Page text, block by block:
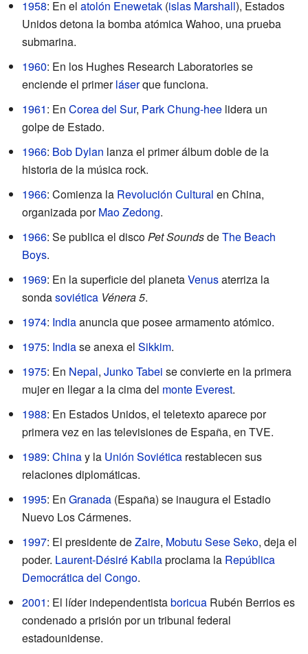
1958: En el atolón Enewetak (islas Marshall), Estados
Unidos detona la bomba atómica Wahoo, una prueba
submarina.
1960: En los Hughes Research Laboratories se
enciende el primerláserque funciona.
1961: En Corea del Sur, Park Chung-hee lidera un
golpe de Estado.
1966: Bob Dylan lanza el primer álbum doble de la
historia de la música rock.
1966: Comienza la Revolución Cultural en China,
organizada porMao Zedong.
1966: Se publica el discoPet SoundsdeThe Beach
Boys.
1969: En la superficie del planetaVenusaterriza la
sondasoviética Vénera 5.
1974: Indiaanuncia que posee armamento atómico.
1975: Indiase anexa el Sikkim.
1975: En Nepal, Junko Tabei se convierte en la primera
mujer en llegar a la cima del monte Everest.
1988: En Estados Unidos, el teletexto aparece por
primera vez en las televisiones de España, en TVE.
1989: Chinay la Unión Soviética restablecen sus
relaciones diplomáticas.
1995: En Granada (España) se inaugura el Estadio
Nuevo Los Cármenes.
1997: El presidente deZaire, Mobutu Sese Seko, deja el
poder. Laurent-Désiré Kabilaproclama la República
Democrática del Congo.
2001: El líder independentistaboricua Rubén Berrios es
condenado a prisión por un tribunal federal
estadounidense.